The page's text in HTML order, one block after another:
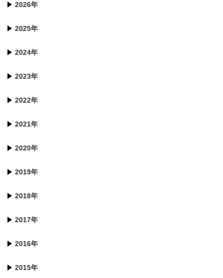
2026年
2025年
2024年
2023年
2022年
2021年
2020年
2019年
2018年
2017年
2016年
2015年